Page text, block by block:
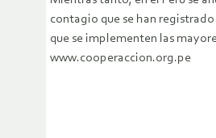
contagio que se han
que se implementen las
www.cooperaccion.org.pe